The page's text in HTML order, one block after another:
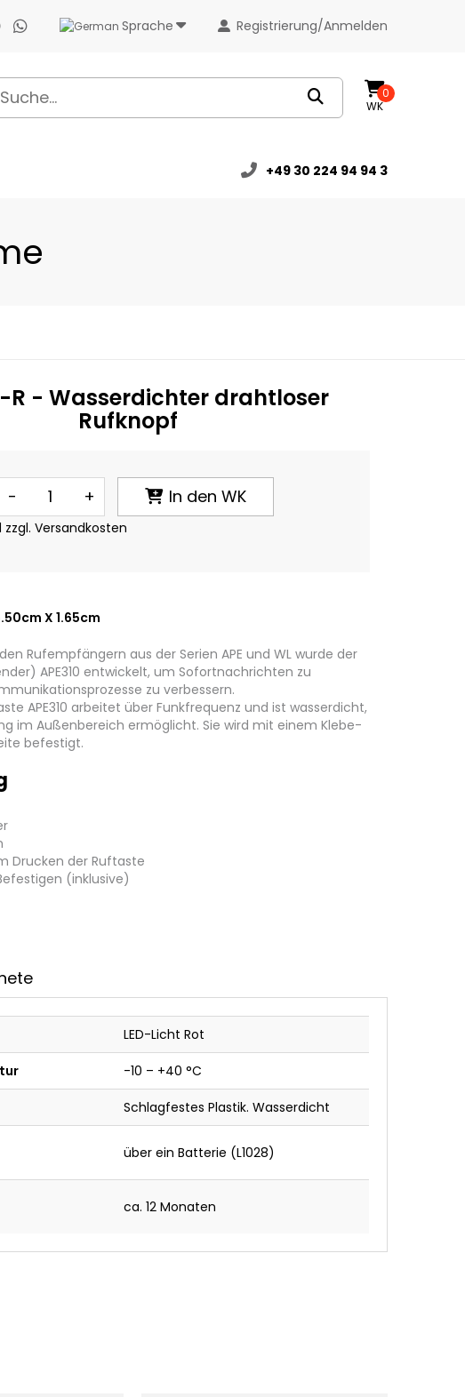
Sprache Registrierung/Anmelden
WK
0
+49 30 224 94 94 3
R - Wasserdichter drahtloser
Rufknopf
- + In den WK
zzgl. Versandkosten
X 1.65cm
Rufempfängern aus der Serien APE und WL wurde der
APE310 entwickelt, um Sofortnachrichten zu
zu verbessern.
APE310 arbeitet über Funkfrequenz und ist wasserdicht,
im Außenbereich ermöglicht. Sie wird mit einem Klebe-
befestigt.
Drucken der Ruftaste
(inklusive)
LED-Licht Rot
-10 – +40 °C
Schlagfestes Plastik. Wasserdicht
über ein Batterie (L1028)
ca. 12 Monaten